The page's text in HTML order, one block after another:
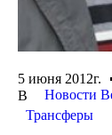
5 июня 2012г.
В
Новости
Трансферы